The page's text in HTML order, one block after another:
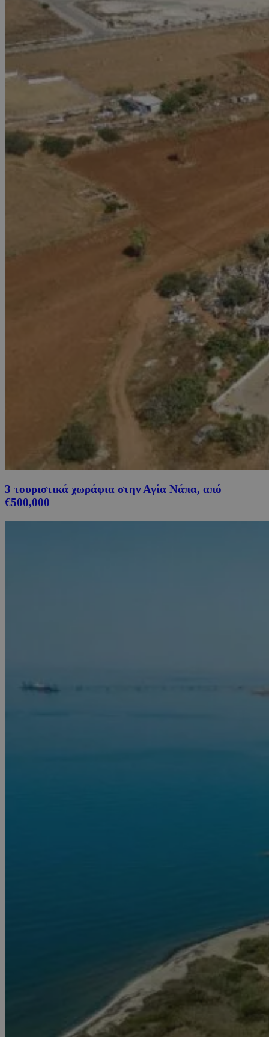
3 τουριστικά χωράφια στην Αγία Νάπα, από
€500,000